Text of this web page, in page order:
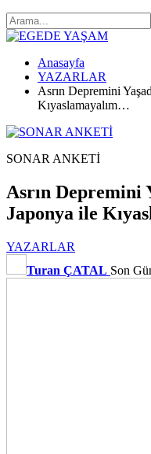
Anasayfa
YAZARLAR
Asrın Depremini
Kıyaslamayalım…
SONAR ANKETİ
Asrın Depremini
Japonya ile
YAZARLAR
Turan ÇATAL Son